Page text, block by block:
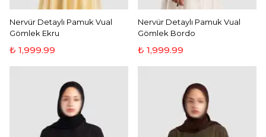
Nervür Detaylı Pamuk Vual
Gömlek Ekru
₺ 1,999.99
Nervür Detaylı Pamuk Vual
Gömlek Bordo
₺ 1,999.99